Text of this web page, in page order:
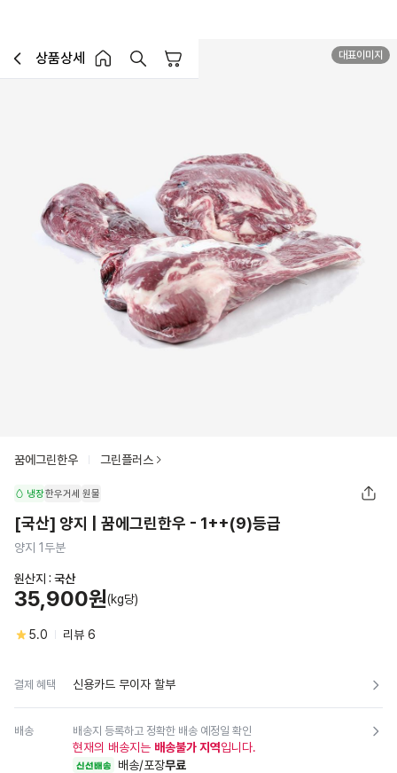
이전페이지로 이동
상품상세
홈 버튼홈 장바구니
대표이미지
꿈에그린한우 그린플러스
냉장한우거세 원물
[국산] 양지 | 꿈에그린한우 - 1++(9)등급
양지 1두분
원산지 : 국산
35,900원(kg당)
5.0 리뷰 6
결제 혜택 신용카드 무이자 할부
배송 배송지 등록하고 정확한 배송 예정일 확인
현재의 배송지는 배송불가 지역입니다.
신선배송 배송/포장무료